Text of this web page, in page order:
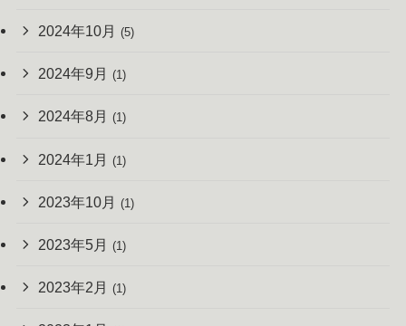
2024年10月 (5)
2024年9月 (1)
2024年8月 (1)
2024年1月 (1)
2023年10月 (1)
2023年5月 (1)
2023年2月 (1)